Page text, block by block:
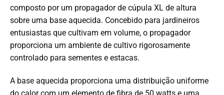
composto por um propagador de cúpula XL de altura
sobre uma base aquecida. Concebido para jardineiros
entusiastas que cultivam em volume, o propagador
proporciona um ambiente de cultivo rigorosamente
controlado para sementes e estacas.
A base aquecida proporciona uma distribuição uniforme